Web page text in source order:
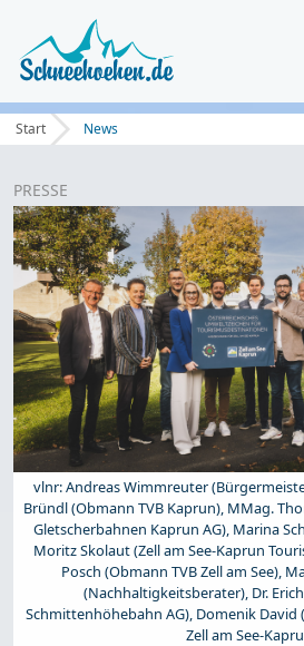
Start News
PRESSE
vlnr: Andreas Wimmreuter
Bründl (Obmann TVB Kaprun), MMag.
Gletscherbahnen Kaprun AG), Marina
Moritz Skolaut (Zell am See-Kaprun
Posch (Obmann TVB Zell am See),
(Nachhaltigkeitsberater), Dr.
Schmittenhöhebahn AG), Domenik
Zell am See-